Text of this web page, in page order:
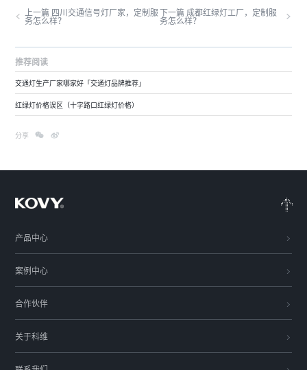
上一篇 四川交通信号灯厂家，定制服
务怎么样？
下一篇 成都红绿灯工厂，定制服
务怎么样？
推荐阅读
交通灯生产厂家哪家好「交通灯品牌推荐」
红绿灯价格误区（十字路口红绿灯价格）
分享
产品中心
案例中心
合作伙伴
关于科维